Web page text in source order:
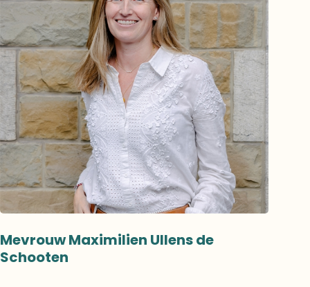
Mevrouw Maximilien Ullens de
Schooten